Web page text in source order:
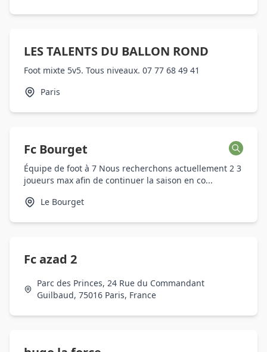
LES TALENTS DU BALLON ROND
Foot mixte 5v5. Tous niveaux. 07 77 68 49 41
Paris
Fc Bourget
Équipe de foot à 7 Nous recherchons actuellement 2 3
joueurs max afin de continuer la saison en co...
Le Bourget
Fc azad 2
Parc des Princes, 24 Rue du Commandant
Guilbaud, 75016 Paris, France